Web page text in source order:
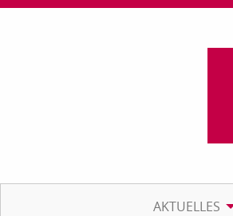
AKTUELLES